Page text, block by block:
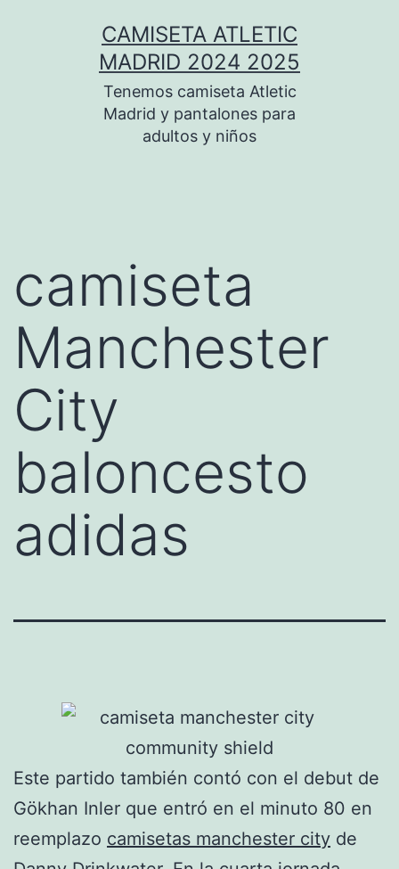
CAMISETA ATLETIC
MADRID 2024 2025
Tenemos camiseta Atletic
Madrid y pantalones para
adultos y niños
camiseta
Manchester
City
baloncesto
adidas
Este partido también contó con el debut de
Gökhan Inler que entró en el minuto 80 en
reemplazo camisetas manchester city de